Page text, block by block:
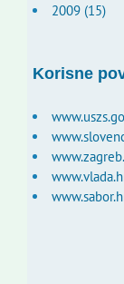
2009 (15)
Korisne